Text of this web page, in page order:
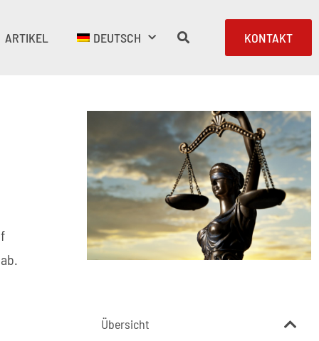
ARTIKEL DEUTSCH KONTAKT
Übersicht